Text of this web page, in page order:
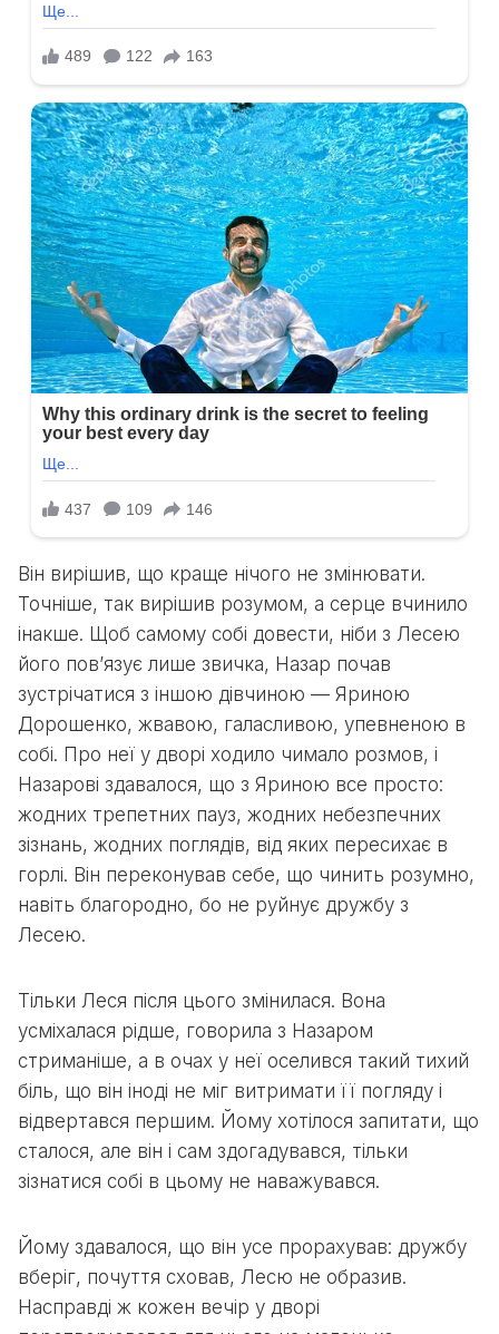
Він вирішив, що краще нічого не змінювати.
Точніше, так вирішив розумом, а серце вчинило
інакше. Щоб самому собі довести, ніби з Лесею
його пов’язує лише звичка, Назар почав
зустрічатися з іншою дівчиною — Яриною
Дорошенко, жвавою, галасливою, упевненою в
собі. Про неї у дворі ходило чимало розмов, і
Назарові здавалося, що з Яриною все просто:
жодних трепетних пауз, жодних небезпечних
зізнань, жодних поглядів, від яких пересихає в
горлі. Він переконував себе, що чинить розумно,
навіть благородно, бо не руйнує дружбу з
Лесею.
Тільки Леся після цього змінилася. Вона
усміхалася рідше, говорила з Назаром
стриманіше, а в очах у неї оселився такий тихий
біль, що він іноді не міг витримати її погляду і
відвертався першим. Йому хотілося запитати, що
сталося, але він і сам здогадувався, тільки
зізнатися собі в цьому не наважувався.
Йому здавалося, що він усе прорахував: дружбу
вберіг, почуття сховав, Лесю не образив.
Насправді ж кожен вечір у дворі